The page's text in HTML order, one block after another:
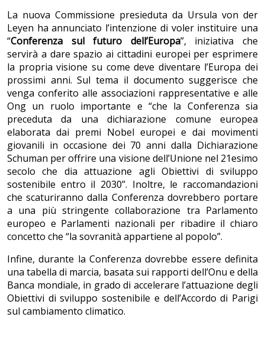
La nuova Commissione presieduta da Ursula von der
Leyen ha annunciato l’intenzione di voler instituire una
“Conferenza sul futuro dell’Europa”, iniziativa che
servirà a dare spazio ai cittadini europei per esprimere
la propria visione su come deve diventare l’Europa dei
prossimi anni. Sul tema il documento suggerisce che
venga conferito alle associazioni rappresentative e alle
Ong un ruolo importante e “che la Conferenza sia
preceduta da una dichiarazione comune europea
elaborata dai premi Nobel europei e dai movimenti
giovanili in occasione dei 70 anni dalla Dichiarazione
Schuman per offrire una visione dell’Unione nel 21esimo
secolo che dia attuazione agli Obiettivi di sviluppo
sostenibile entro il 2030”. Inoltre, le raccomandazioni
che scaturiranno dalla Conferenza dovrebbero portare
a una più stringente collaborazione tra Parlamento
europeo e Parlamenti nazionali per ribadire il chiaro
concetto che “la sovranità appartiene al popolo”.
Infine, durante la Conferenza dovrebbe essere definita
una tabella di marcia, basata sui rapporti dell’Onu e della
Banca mondiale, in grado di accelerare l’attuazione degli
Obiettivi di sviluppo sostenibile e dell’Accordo di Parigi
sul cambiamento climatico.